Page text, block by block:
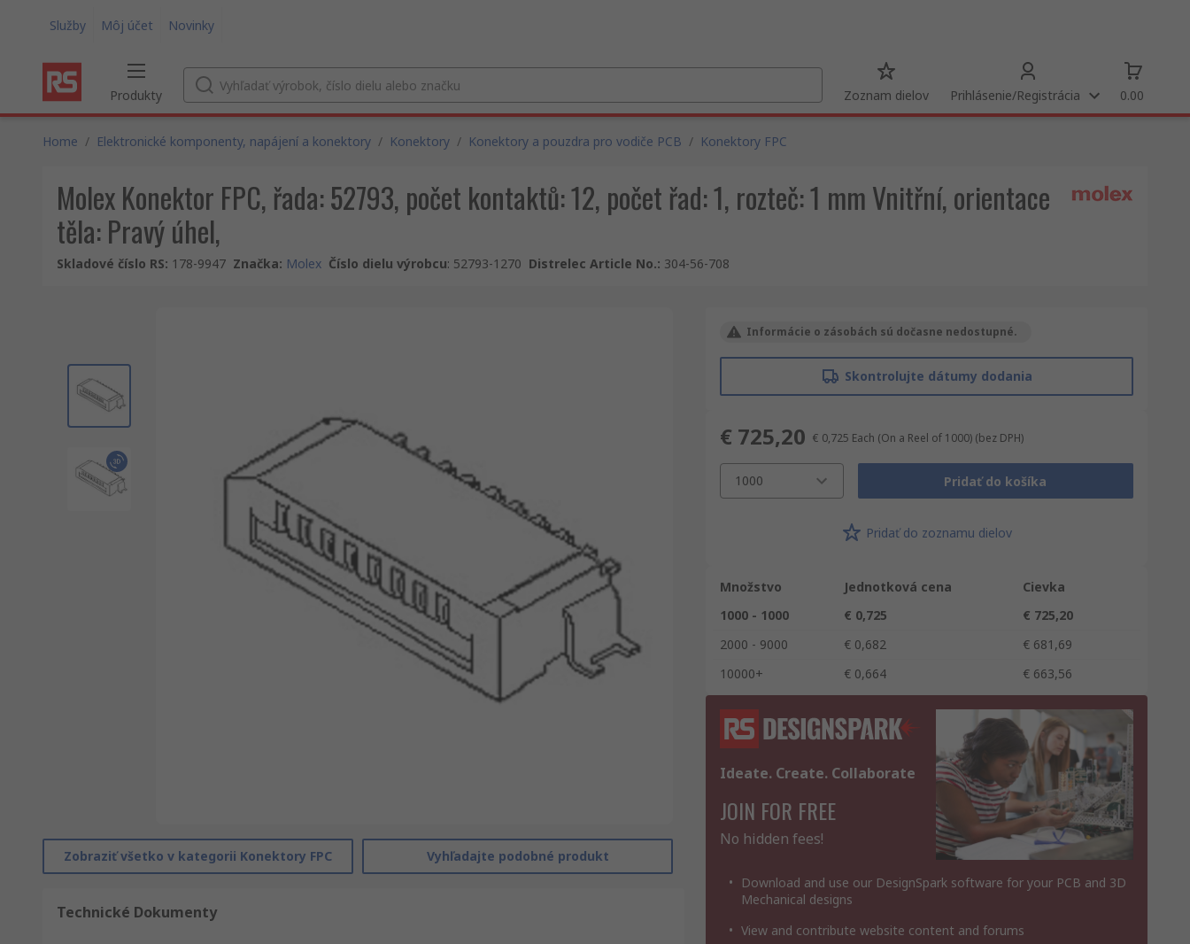
Služby Môj účet Novinky
Produkty Zoznam dielov Prihlásenie/Registrácia 0.00
Home / Elektronické komponenty, napájení a konektory / Konektory / Konektory a pouzdra pro vodiče PCB / Konektory FPC
Molex Konektor FPC, řada: 52793, počet kontaktů: 12, počet řad: 1, rozteč: 1 mm Vnitřní, orientace
těla: Pravý úhel,
Skladové číslo RS: 178-9947 Značka: Molex Číslo dielu výrobcu: 52793-1270 Distrelec Article No.: 304-56-708
Zobraziť všetko v kategorii Konektory FPC Vyhľadajte podobné produkt
Technické Dokumenty
Informácie o zásobách sú dočasne nedostupné.
Skontrolujte dátumy dodania
€ 725,20 € 0,725 Each (On a Reel of 1000) (bez DPH)
1000 Pridať do košíka
Pridať do zoznamu dielov
Množstvo Jednotková cena
Cievka
1000 - 1000
€ 0,725
€ 725,20
2000 - 9000
€ 0,682
€ 681,69
10000+
€ 0,664 € 663,56
Ideate. Create. Collaborate
JOIN FOR FREE
No hidden fees!
Download and use our DesignSpark software for your PCB and 3D
Mechanical designs
View and contribute website content and forums